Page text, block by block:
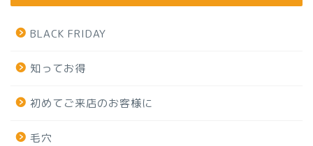
BLACK FRIDAY
知ってお得
初めてご来店のお客様に
毛穴